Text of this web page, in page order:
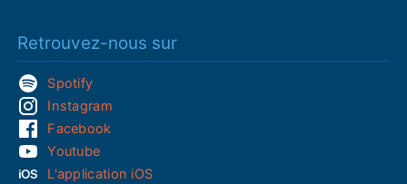
Retrouvez-nous sur
Spotify
Instagram
Facebook
Youtube
L'application iOS